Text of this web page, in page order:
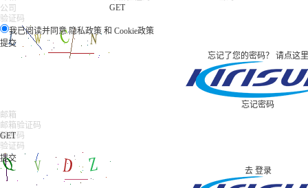
GET
我已阅读并同意隐私政策 和 Cookie政策
忘记了您的密码？ 请点这里
忘记密码
GET
去 登录